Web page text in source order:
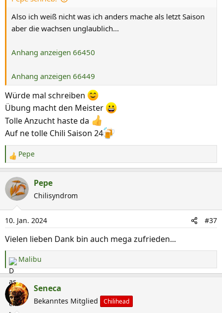
e
Also ich weiß nicht was ich anders mache als letzt Saison
aber die wachsen unglaublich...
Anhang anzeigen 66450
Anhang anzeigen 66449
Würde mal schreiben
Übung macht den Meister
Tolle Anzucht haste da
Auf ne tolle Chili Saison 24
R
e
a
k
i
o
n
n
:
Pepe
Pepe
Chilisyndrom
10. Jan. 2024 #37
Vielen lieben Dank bin auch mega zufrieden...
R
e
a
k
t
Malibu
Seneca
Bekanntes Mitglied Chilihead